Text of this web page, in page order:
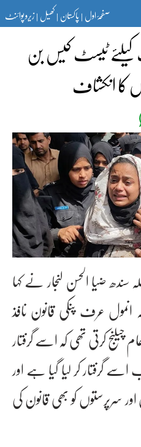
صفحۂ اول|پاکستان|کھیل|زیرو پوائنٹ
ٹیسٹ کیس بن
ضیا الحسن لنجار نے کہا
عرف پنکی قانون نافذ
کرتی تھی کہ اسے گرفتار
گرفتار کر لیا گیا ہے اور
کو بھی قانون کی